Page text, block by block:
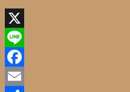
X
Line
Facebook